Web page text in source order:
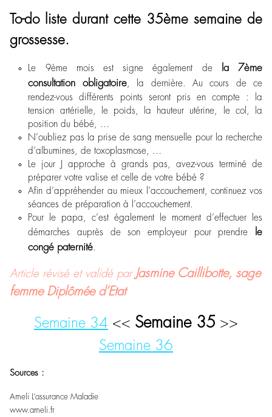
To-do liste durant cette 35ème semaine de
grossesse.
Le 9èmemois est signe également de la 7ème
consultation obligatoire, la dernière. Au cours de ce
rendez-vous différents points seront pris en compte : la
tension artérielle, le poids, la hauteur utérine, le col, la
position du bébé, …
N’oubliez pas la prise de sang mensuelle pour la recherche
d’albumines, de toxoplasmose, …
Le jour J approche à grands pas, avez-vous terminé de
préparer votre valise et celle de votre bébé ?
Afin d’appréhender au mieux l’accouchement, continuez vos
séances de préparation à l’accouchement.
Pour le papa, c’est également le moment d’effectuer les
démarches auprès de son employeur pour prendre
le
congé paternité.
Article révisé et validé par Jasmine Caillibotte, sage
femme Diplômée d’Etat
Semaine 34 << Semaine 35 >>
Semaine 36
Sources :
Ameli L’assurance Maladie
www.ameli.fr